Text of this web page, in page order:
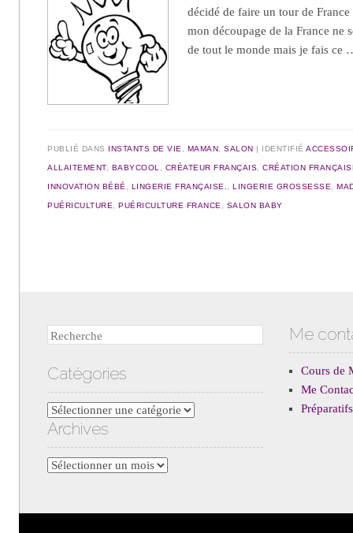
décidé de faire un tour de
mon découpage de la France ne
de tout le monde mais je fais
PUBLIÉ DANS INSTANTS DE VIE MAMAN ,SALON IDENTIFIÉ
ALLAITEMENT, BABYCOOL CRÉATEUR FRANÇAIS ,CRÉATION
INNOVATION BÉBÉ LINGERIE FRANÇAISE. ,LINGERIE GROSSESSE ,
PUÉRICULTURE ,PUÉRICULTURE FRANCE SALON BABY
Recherche
Catégories
Catégories
Archives
Archives
Me
Cours de
Me